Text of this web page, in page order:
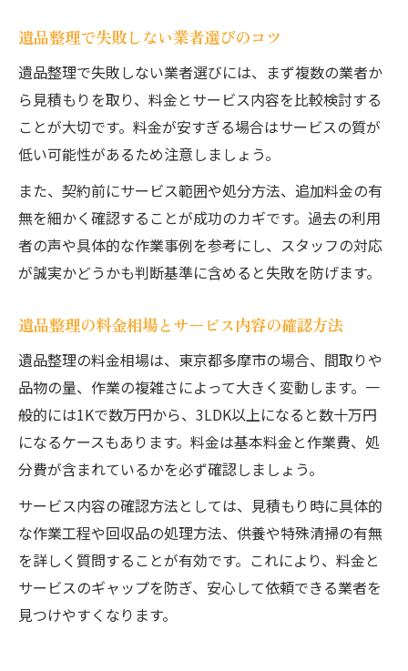
遺品整理で失敗しない業者選びのコツ
遺品整理で失敗しない業者選びには、まず複数の業者か
ら見積もりを取り、料金とサービス内容を比較検討する
ことが大切です。料金が安すぎる場合はサービスの質が
低い可能性があるため注意しましょう。
また、契約前にサービス範囲や処分方法、追加料金の有
無を細かく確認することが成功のカギです。過去の利用
者の声や具体的な作業事例を参考にし、スタッフの対応
が誠実かどうかも判断基準に含めると失敗を防げます。
遺品整理の料金相場とサービス内容の確認方法
遺品整理の料金相場は、東京都多摩市の場合、間取りや
品物の量、作業の複雑さによって大きく変動します。一
般的には1Kで数万円から、3LDK以上になると数十万円
になるケースもあります。料金は基本料金と作業費、処
分費が含まれているかを必ず確認しましょう。
サービス内容の確認方法としては、見積もり時に具体的
な作業工程や回収品の処理方法、供養や特殊清掃の有無
を詳しく質問することが有効です。これにより、料金と
サービスのギャップを防ぎ、安心して依頼できる業者を
見つけやすくなります。